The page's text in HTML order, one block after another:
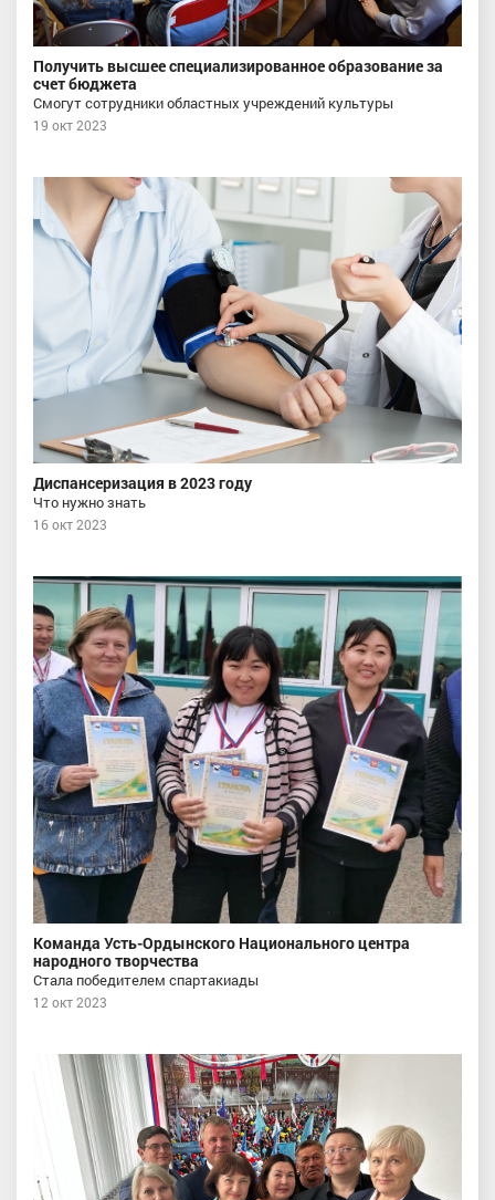
Получить высшее специализированное образование за
счет бюджета
Смогут сотрудники областных учреждений культуры
19 окт 2023
Диспансеризация в 2023 году
Что нужно знать
16 окт 2023
Команда Усть-Ордынского Национального центра
народного творчества
Стала победителем спартакиады
12 окт 2023